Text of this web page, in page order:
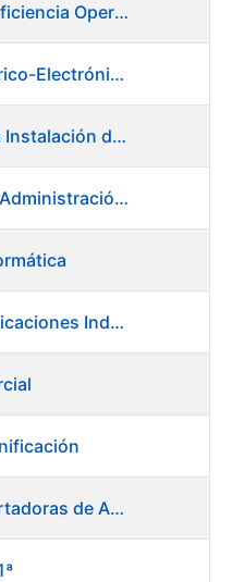
FC 08/24 - Director/a de Eficiencia Operativa
OE 29/24 - Oficial 1ª Eléctrico-Electrónico Mantenimiento Destacado
OE 32/24 - Ayudante de la Instalación de Preparación de Pastas. Fábrica de Papel
FC 10/24 - Director/a - de Administración Financiera
OE 13/24 - Analista de Aplicaciones Industriales
OE 14/24 - Maquinista Cortadoras de Acabado Máquina de Papel